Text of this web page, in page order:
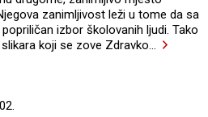
zanimljivost leži u tome da sa
izbor školovanih ljudi. Tako
koji se zove Zdravko…